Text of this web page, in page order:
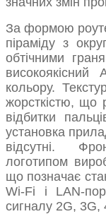
За формою
піраміду з
обтічними
високоякісний
кольору.
жорсткістю, що
відбитки
установка
відсутні.
логотипом
що позначає
Wi-Fi і LAN-
сигналу 2G, 3G,